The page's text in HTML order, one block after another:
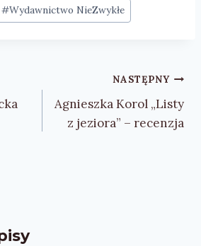
#Wydawnictwo NieZwykłe
NASTĘPNY
Agnieszka Korol „Listy
z jeziora” – recenzja